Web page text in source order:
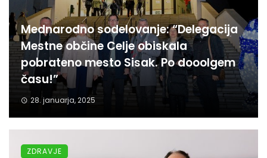
Mednarodno sodelovanje: “Delegacija
Mestne občine Celje obiskala
pobrateno mesto Sisak. Po dooolgem
času!”
28. januarja, 2025
ZDRAVJE